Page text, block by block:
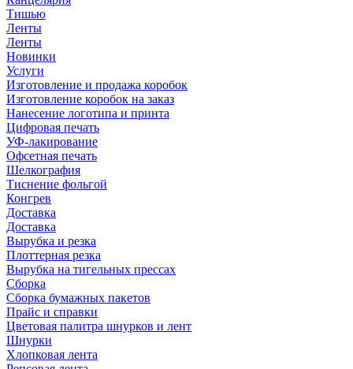
Тишью
Ленты
Ленты
Новинки
Услуги
Изготовление и продажа коробок
Изготовление коробок на заказ
Нанесение логотипа и принта
Цифровая печать
УФ-лакирование
Офсетная печать
Шелкография
Тиснение фольгой
Конгрев
Доставка
Доставка
Вырубка и резка
Плоттерная резка
Вырубка на тигельных прессах
Сборка
Сборка бумажных пакетов
Прайс и справки
Цветовая палитра шнурков и лент
Шнурки
Хлопковая лента